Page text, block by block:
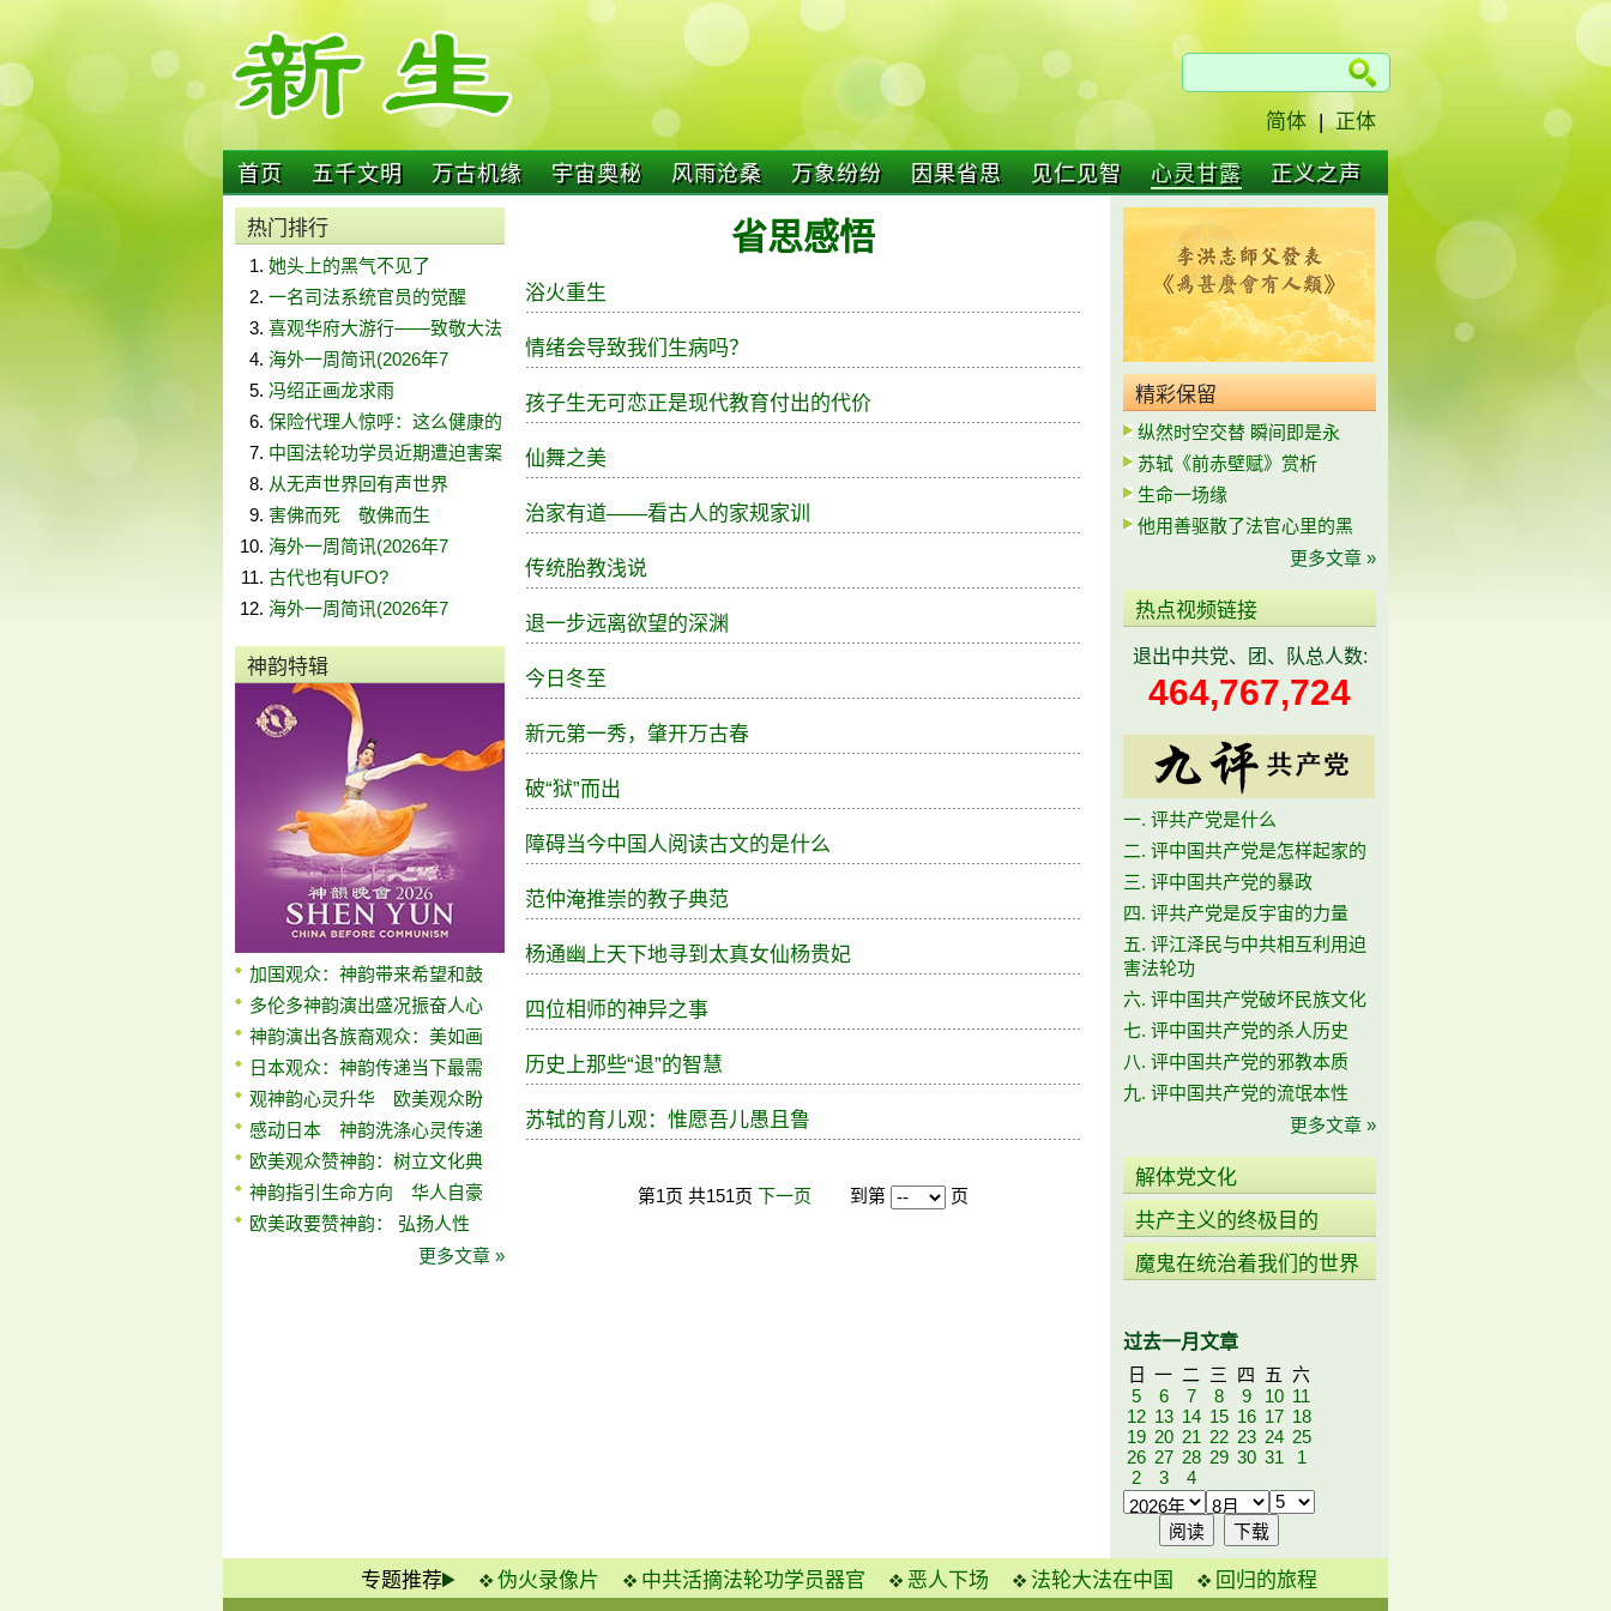
简体 | 正体
首页 五千文明 万古机缘 宇宙奥秘 风雨沧桑 万象纷纷 因果省思 见仁见智 心灵甘露 正义之声
热门排行
她头上的黑气不见了
一名司法系统官员的觉醒
喜观华府大游行——致敬大法
海外一周简讯(2026年7
冯绍正画龙求雨
保险代理人惊呼：这么健康的
中国法轮功学员近期遭迫害案
从无声世界回有声世界
害佛而死 敬佛而生
海外一周简讯(2026年7
古代也有UFO?
海外一周简讯(2026年7
神韵特辑
加国观众：神韵带来希望和鼓
多伦多神韵演出盛况振奋人心
神韵演出各族裔观众：美如画
日本观众：神韵传递当下最需
观神韵心灵升华 欧美观众盼
感动日本 神韵洗涤心灵传递
欧美观众赞神韵：树立文化典
神韵指引生命方向 华人自豪
欧美政要赞神韵： 弘扬人性
更多文章 »
省思感悟
浴火重生
情绪会导致我们生病吗？
孩子生无可恋正是现代教育付出的代价
仙舞之美
治家有道——看古人的家规家训
传统胎教浅说
退一步远离欲望的深渊
今日冬至
新元第一秀，肇开万古春
破“狱”而出
障碍当今中国人阅读古文的是什么
范仲淹推崇的教子典范
杨通幽上天下地寻到太真女仙杨贵妃
四位相师的神异之事
历史上那些“退”的智慧
苏轼的育儿观：惟愿吾儿愚且鲁
第1页 共151页 下一页 到第 页
精彩保留
纵然时空交替 瞬间即是永
苏轼《前赤壁赋》赏析
生命一场缘
他用善驱散了法官心里的黑
更多文章 »
热点视频链接
退出中共党、团、队总人数:
464,767,724
一. 评共产党是什么
二. 评中国共产党是怎样起家的
三. 评中国共产党的暴政
四. 评共产党是反宇宙的力量
五. 评江泽民与中共相互利用迫
害法轮功
六. 评中国共产党破坏民族文化
七. 评中国共产党的杀人历史
八. 评中国共产党的邪教本质
九. 评中国共产党的流氓本性
更多文章 »
解体党文化
共产主义的终极目的
魔鬼在统治着我们的世界
过去一月文章
日 一 二 三 四 五 六
5
6 7 8 9 10 11
12 13 14 15 16 17 18
19 20 21 22 23 24 25
26 27 28 29 30 31
1
2
3 4
专题推荐 伪火录像片 中共活摘法轮功学员器官 恶人下场 法轮大法在中国 回归的旅程